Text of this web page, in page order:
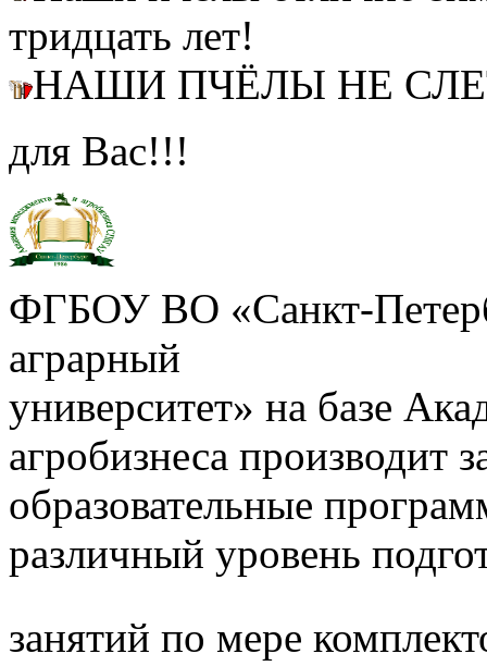
тридцать лет!
НАШИ ПЧЁЛЫ НЕ
для Вас!!!
ФГБОУ ВО «Санкт-
аграрный
университет» на базе
агробизнеса производит
образовательные
различный уровень
занятий по мере